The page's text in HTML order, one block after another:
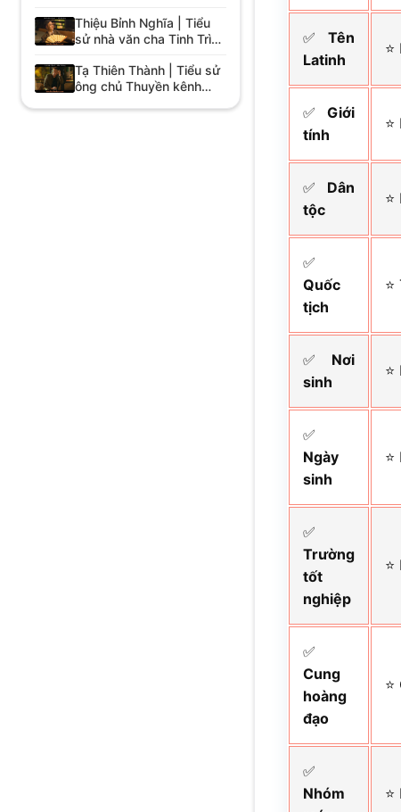
Thiệu Bỉnh Nghĩa | Tiểu
sử nhà văn cha Tinh Trì
Tạ Thiên Thành | Tiểu sử
ông chủ Thuyền kênh
✅Tên
Latinh
✅Giới
tính
✅ Dân
tộc
✅
Quốc
tịch
✅ Nơi
sinh
✅
Ngày
sinh
✅
Trường
tốt
nghiệp
✅
Cung
hoàng
đạo
✅
Nhóm